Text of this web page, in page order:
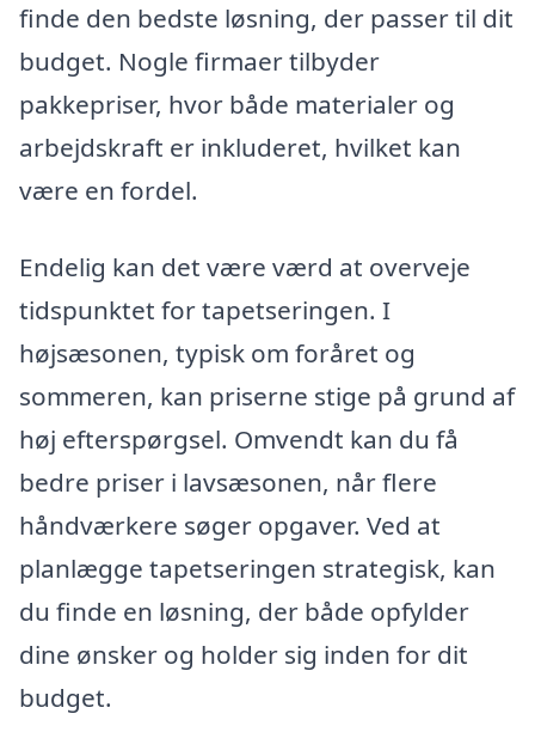
finde den bedste løsning, der passer til dit
budget. Nogle firmaer tilbyder
pakkepriser, hvor både materialer og
arbejdskraft er inkluderet, hvilket kan
være en fordel.
Endelig kan det være værd at overveje
tidspunktet for tapetseringen. I
højsæsonen, typisk om foråret og
sommeren, kan priserne stige på grund af
høj efterspørgsel. Omvendt kan du få
bedre priser i lavsæsonen, når flere
håndværkere søger opgaver. Ved at
planlægge tapetseringen strategisk, kan
du finde en løsning, der både opfylder
dine ønsker og holder sig inden for dit
budget.